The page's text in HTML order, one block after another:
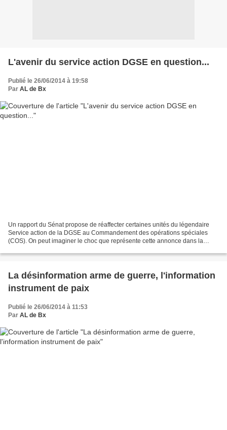
L'avenir du service action DGSE en question...
Publié le 26/06/2014 à 19:58
Par AL de Bx
Un rapport du Sénat propose de réaffecter certaines unités du légendaire
Service action de la DGSE au Commandement des opérations spéciales
(COS). On peut imaginer le choc que représente cette annonce dans la
La désinformation arme de guerre, l'information
instrument de paix
Publié le 26/06/2014 à 11:53
Par AL de Bx